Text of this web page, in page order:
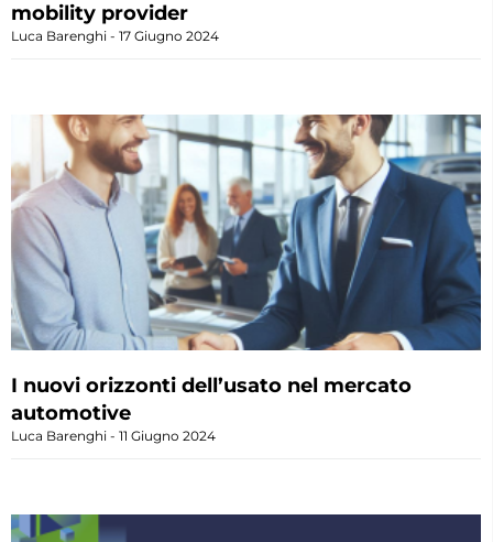
mobility provider
Luca Barenghi 17 Giugno 2024
I nuovi orizzonti dell’usato nel mercato
automotive
Luca Barenghi 11 Giugno 2024